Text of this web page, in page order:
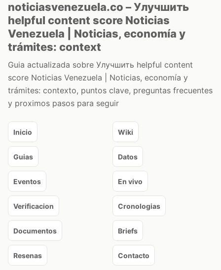
noticiasvenezuela.co – Улучшить
helpful content score Noticias
Venezuela | Noticias, economía y
trámites: context
Guia actualizada sobre Улучшить helpful content
score Noticias Venezuela | Noticias, economía y
trámites: contexto, puntos clave, preguntas frecuentes
y proximos pasos para seguir
Inicio Wiki
Guias Datos
Eventos En vivo
Verificacion Cronologias
Documentos Briefs
Resenas Contacto